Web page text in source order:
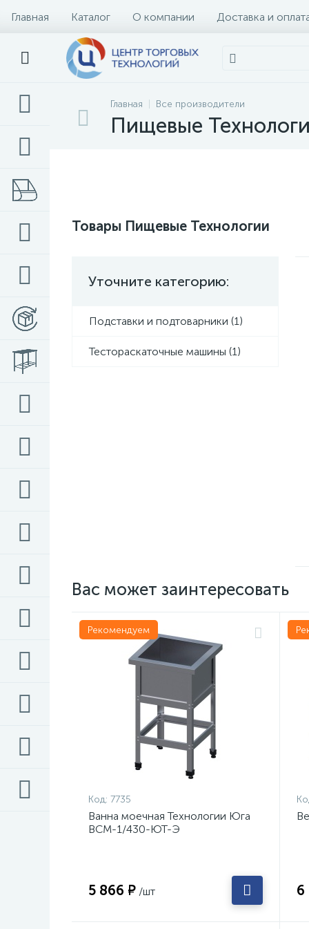
Главная Каталог О компании Доставка и
Главная Все производители
Пищевые
Товары Пищевые Технологии
Уточните категорию:
Подставки и подтоварники (1)
Тестораскаточные машины (1)
Вас может заинтересовать
Рекомендуем
Код: 7735
Ванна моечная Технологии Юга
ВСМ-1/430-ЮТ-Э
5 866 ₽ /шт 6